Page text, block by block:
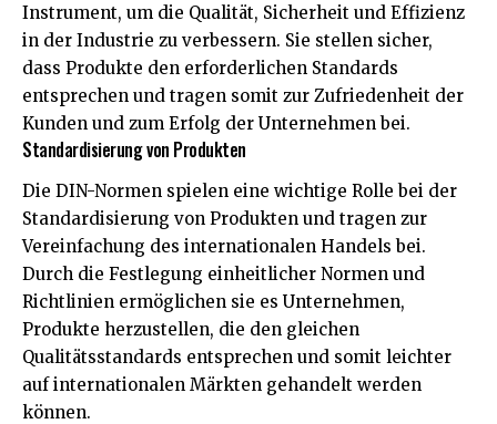
Instrument, um die Qualität, Sicherheit und Effizienz
in der Industrie zu verbessern. Sie stellen sicher,
dass Produkte den erforderlichen Standards
entsprechen und tragen somit zur Zufriedenheit der
Kunden und zum Erfolg der Unternehmen bei.
Standardisierung von Produkten
Die DIN-Normen spielen eine wichtige Rolle bei der
Standardisierung von Produkten und tragen zur
Vereinfachung des internationalen Handels bei.
Durch die Festlegung einheitlicher Normen und
Richtlinien ermöglichen sie es Unternehmen,
Produkte herzustellen, die den gleichen
Qualitätsstandards entsprechen und somit leichter
auf internationalen Märkten gehandelt werden
können.